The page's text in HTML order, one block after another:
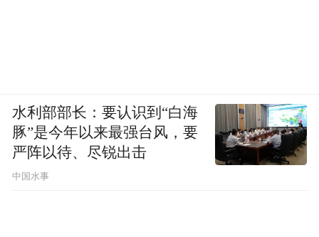
水利部部长：要认识到“白海
豚”是今年以来最强台风，要
严阵以待、尽锐出击
中国水事